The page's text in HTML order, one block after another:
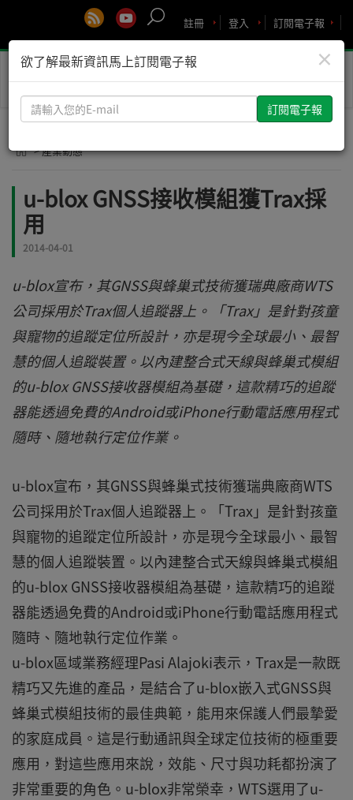
訂閱電子報
登入
註冊
Toggle
> 產業動態
u-blox GNSS接收模組獲Trax採
用
2014-04-01
u-blox宣布，其GNSS與蜂巢式技術獲瑞典廠商WTS
公司採用於Trax個人追蹤器上。「Trax」是針對孩童
與寵物的追蹤定位所設計，亦是現今全球最小、最智
慧的個人追蹤裝置。以內建整合式天線與蜂巢式模組
的u-blox GNSS接收器模組為基礎，這款精巧的追蹤
器能透過免費的Android或iPhone行動電話應用程式
隨時、隨地執行定位作業。
u-blox宣布，其GNSS與蜂巢式技術獲瑞典廠商WTS
公司採用於Trax個人追蹤器上。「Trax」是針對孩童
與寵物的追蹤定位所設計，亦是現今全球最小、最智
慧的個人追蹤裝置。以內建整合式天線與蜂巢式模組
的u-blox GNSS接收器模組為基礎，這款精巧的追蹤
器能透過免費的Android或iPhone行動電話應用程式
隨時、隨地執行定位作業。
u-blox區域業務經理Pasi Alajoki表示，Trax是一款既
精巧又先進的產品，是結合了u-blox嵌入式GNSS與
蜂巢式模組技術的最佳典範，能用來保護人們最摯愛
的家庭成員。這是行動通訊與全球定位技術的極重要
應用，對這些應用來說，效能、尺寸與功耗都扮演了
非常重要的角色。u-blox非常榮幸，WTS選用了u-
×
欲了解最新資訊馬上訂閱電子報
請
輸
您
E-
mail